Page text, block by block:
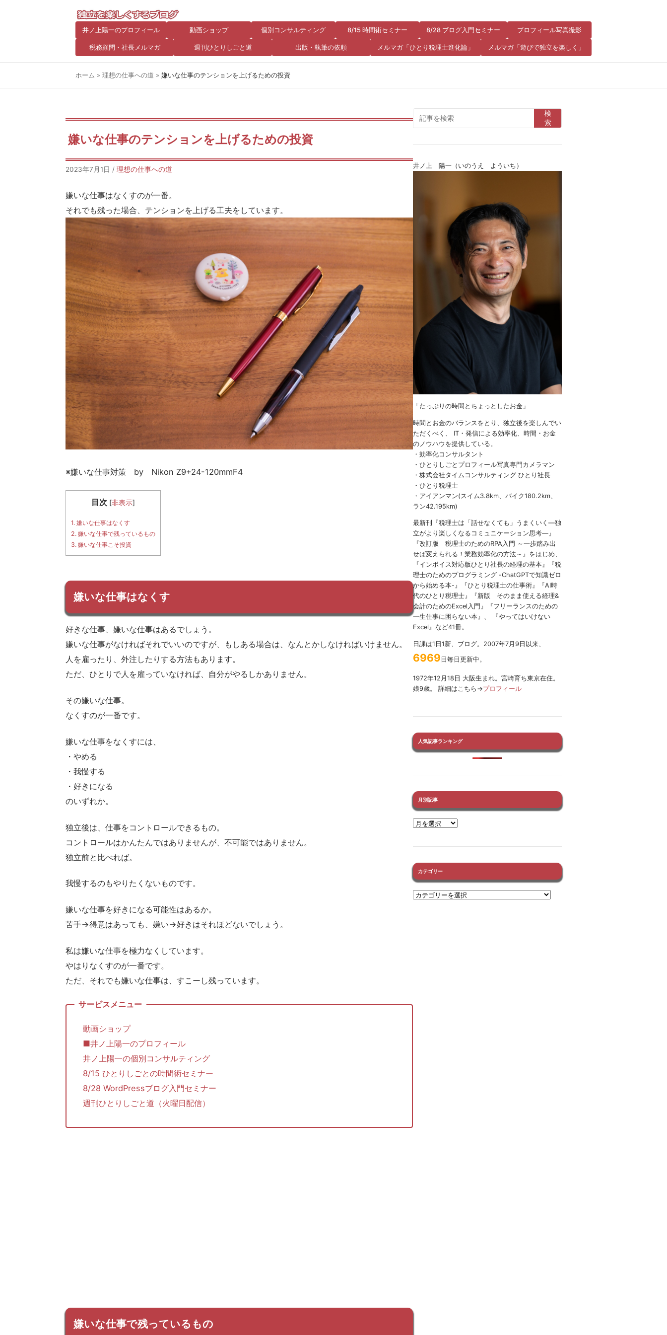
井ノ上陽一のプロフィール 動画ショップ 個別コンサルティング 8/15 時間術セミナー 8/28 ブログ入門セミナー プロフィール写真撮影
税務顧問・社長メルマガ 週刊ひとりしごと道 出版・執筆の依頼 メルマガ「ひとり税理士進化論」 メルマガ「遊びで独立を楽しく」
ホーム » 理想の仕事への道 » 嫌いな仕事のテンションを上げるための投資
嫌いな仕事のテンションを上げるための投資
2023年7月1日 / 理想の仕事への道
嫌いな仕事はなくすのが一番。
それでも残った場合、テンションを上げる工夫をしています。
※嫌いな仕事対策 by Nikon Z9+24-120mmF4
目次 [非表示]
1. 嫌いな仕事はなくす
2. 嫌いな仕事で残っているもの
3. 嫌いな仕事こそ投資
嫌いな仕事はなくす
好きな仕事、嫌いな仕事はあるでしょう。
嫌いな仕事がなければそれでいいのですが、もしある場合は、なんとかしなければいけません。
人を雇ったり、外注したりする方法もあります。
ただ、ひとりで人を雇っていなければ、自分がやるしかありません。
その嫌いな仕事。
なくすのが一番です。
嫌いな仕事をなくすには、
・やめる
・我慢する
・好きになる
のいずれか。
独立後は、仕事をコントロールできるもの。
コントロールはかんたんではありませんが、不可能ではありません。
独立前と比べれば。
我慢するのもやりたくないものです。
嫌いな仕事を好きになる可能性はあるか。
苦手→得意はあっても、嫌い→好きはそれほどないでしょう。
私は嫌いな仕事を極力なくしています。
やはりなくすのが一番です。
ただ、それでも嫌いな仕事は、すこーし残っています。
動画ショップ
■井ノ上陽一のプロフィール
井ノ上陽一の個別コンサルティング
8/15 ひとりしごとの時間術セミナー
8/28 WordPressブログ入門セミナー
週刊ひとりしごと道（火曜日配信）
嫌いな仕事で残っているもの
検
索
井ノ上 陽一（いのうえ よういち）
「たっぷりの時間とちょっとしたお金」
時間とお金のバランスをとり、独立後を楽しんでい
ただくべく、 IT・発信による効率化、時間・お金
のノウハウを提供している。
・効率化コンサルタント
・ひとりしごとプロフィール写真専門カメラマン
・株式会社タイムコンサルティング ひとり社長
・ひとり税理士
・アイアンマン(スイム3.8km、バイク180.2km、
ラン42.195km)
最新刊『税理士は「話せなくても」うまくいく ―独
立がより楽しくなるコミュニケーション思考―』
『改訂版 税理士のためのRPA入門 ～一歩踏み出
せば変えられる！業務効率化の方法～』をはじめ、
『インボイス対応版ひとり社長の経理の基本』『税
理士のためのプログラミング -ChatGPTで知識ゼロ
から始める本-』『ひとり税理士の仕事術』『AI時
代のひとり税理士』『新版 そのまま使える経理&
会計のためのExcel入門』『フリーランスのための
一生仕事に困らない本』、 『やってはいけない
Excel』など41冊。
日課は1日1新、ブログ。2007年7月9日以来、
6969 日毎日更新中。
1972年12月18日 大阪生まれ。宮崎育ち東京在住。
娘9歳。 詳細はこちら→プロフィール
人気記事ランキング
月別記事
カテゴリー